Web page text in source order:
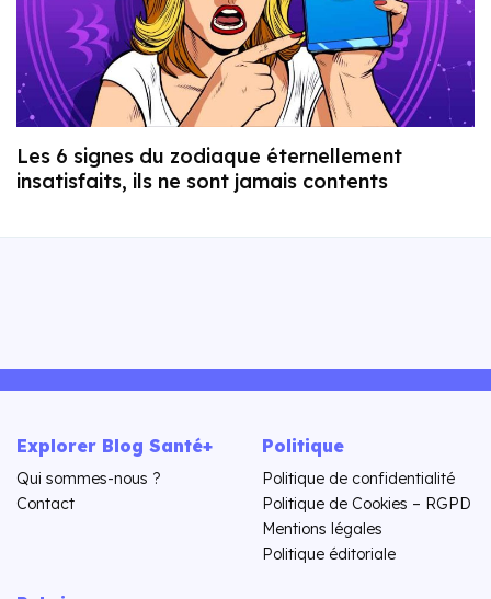
Les 6 signes du zodiaque éternellement
insatisfaits, ils ne sont jamais contents
Explorer Blog Santé+
Qui sommes-nous ?
Contact
Politique
Politique de confidentialité
Politique de Cookies – RGPD
Mentions légales
Politique éditoriale